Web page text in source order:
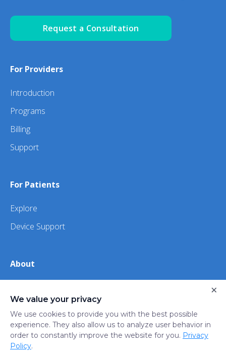
Request a Consultation
For Providers
Introduction
Programs
Billing
Support
For Patients
Explore
Device Support
About
iHealth
Privacy
Policy
Trust
Do not sell or share my
We value your privacy
We use cookies to provide you with the best possible
experience. They also allow us to analyze user behavior in
order to constantly improve the website for you. Privacy
Policy.
×